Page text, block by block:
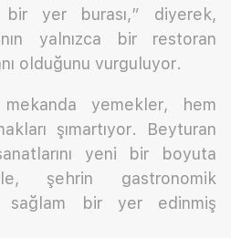
yer burası,” diyerek,
yalnızca bir restoran
olduğunu vurguluyor.
yemekler, hem
şımartıyor. Beyturan
yeni bir boyuta
şehrin gastronomik
sağlam bir yer edinmiş